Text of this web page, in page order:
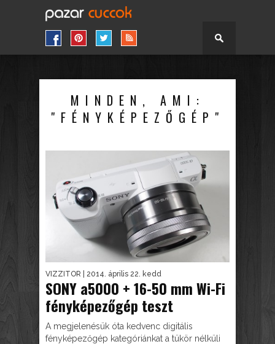
MINDEN, AMI:
"FÉNYKÉPEZŐGÉP"
VIZZITOR | 2014. április 22. kedd
SONY a5000 + 16-50 mm Wi-Fi
fényképezőgép teszt
A megjelenésük óta kedvenc digitális
fényképezőgép kategóriánkat a tükör nélküli